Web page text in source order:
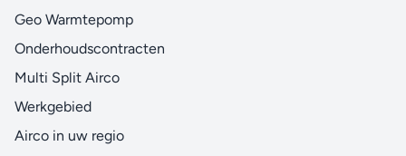
Geo Warmtepomp
Onderhoudscontracten
Multi Split Airco
Werkgebied
Airco in uw regio